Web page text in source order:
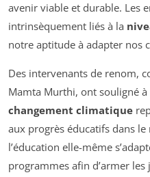
avenir viable et durable. Les
intrinsèquement liés à la
notre aptitude à adapter nos
Des intervenants de renom,
Mamta Murthi, ont souligné
changement climatique
aux progrès éducatifs dans le
l’éducation elle-même
programmes afin d’armer